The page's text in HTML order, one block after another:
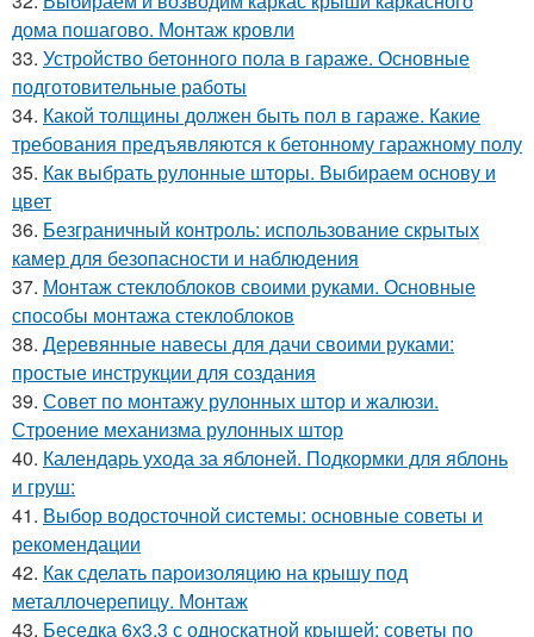
дома пошагово. Монтаж кровли
33. Устройство бетонного пола в гараже. Основные
подготовительные работы
34. Какой толщины должен быть пол в гараже. Какие
требования предъявляются к бетонному гаражному полу
35. Как выбрать рулонные шторы. Выбираем основу и
цвет
36. Безграничный контроль: использование скрытых
камер для безопасности и наблюдения
37. Монтаж стеклоблоков своими руками. Основные
способы монтажа стеклоблоков
38. Деревянные навесы для дачи своими руками:
простые инструкции для создания
39. Совет по монтажу рулонных штор и жалюзи.
Строение механизма рулонных штор
40. Календарь ухода за яблоней. Подкормки для яблонь
и груш:
41. Выбор водосточной системы: основные советы и
рекомендации
42. Как сделать пароизоляцию на крышу под
металлочерепицу. Монтаж
43. Беседка 6х3.3 с односкатной крышей: советы по